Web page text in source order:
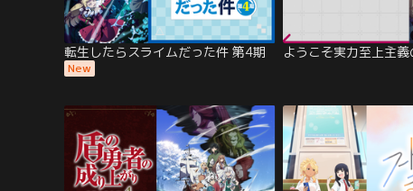
転生したらスライムだった件 第4期
New
ようこそ実力至上主